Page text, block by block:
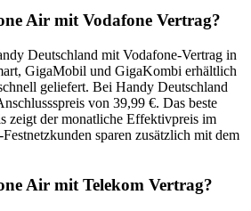
Air mit Vodafone Vertrag?
Deutschland mit Vodafone-Vertrag in
GigaMobil und GigaKombi erhältlich
geliefert. Bei Handy Deutschland
von 39,99 €. Das beste
zeigt der monatliche Effektivpreis im
sparen zusätzlich mit dem
Air mit Telekom Vertrag?